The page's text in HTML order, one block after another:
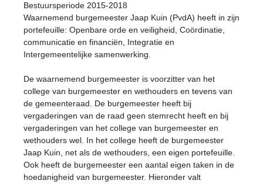
Bestuursperiode 2015-2018
Waarnemend burgemeester Jaap Kuin (PvdA) heeft in zijn
portefeuille: Openbare orde en veiligheid, Coördinatie,
communicatie en financiën, Integratie en
Intergemeentelijke samenwerking.
De waarnemend burgemeester is voorzitter van het
college van burgemeester en wethouders en tevens van
de gemeenteraad. De burgemeester heeft bij
vergaderingen van de raad geen stemrecht heeft en bij
vergaderingen van het college van burgemeester en
wethouders wel. In het college heeft de burgemeester
Jaap Kuin, net als de wethouders, een eigen portefeuille.
Ook heeft de burgemeester een aantal eigen taken in de
hoedanigheid van burgemeester. Hieronder valt